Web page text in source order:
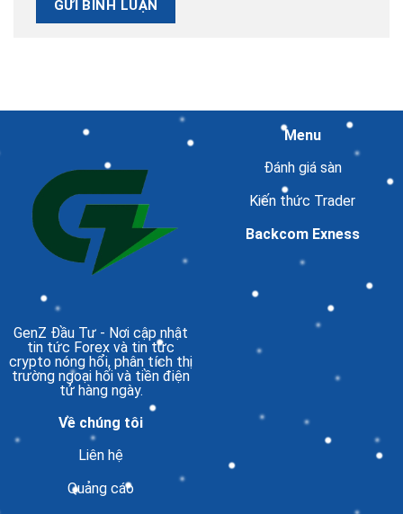
GenZ Đầu Tư - Nơi cập nhật
tin tức Forex và tin tức
crypto nóng hổi, phân tích thị
trường ngoại hối và tiền điện
tử hàng ngày.
Menu
Đánh giá sàn
Kiến thức Trader
Backcom Exness
Về chúng tôi
Liên hệ
Quảng cáo